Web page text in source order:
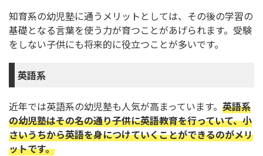
知育系の幼児塾に通うメリットとしては、その後の学習の
基礎となる言葉を使う力が育つことがあげられます。受験
をしない子供にも将来的に役立つことが多いです。
英語系
近年では英語系の幼児塾も人気が高まっています。 英語系
の幼児塾はその名の通り子供に英語教育を行っていて、小
さいうちから英語を身につけていくことができるのがメリ
ットです。